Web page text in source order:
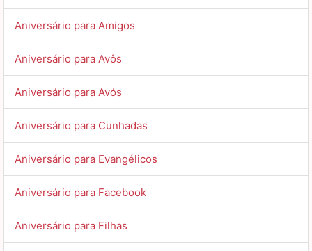
Aniversário para Amigos
Aniversário para Avôs
Aniversário para Avós
Aniversário para Cunhadas
Aniversário para Evangélicos
Aniversário para Facebook
Aniversário para Filhas